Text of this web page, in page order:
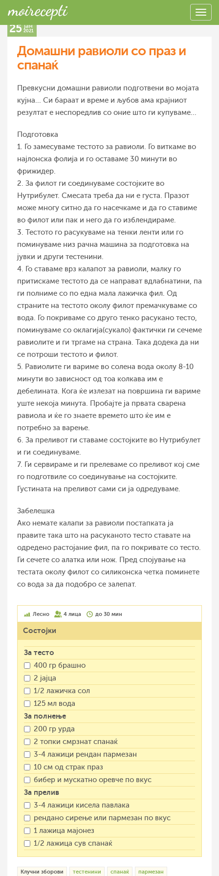
25 јан
2021
Домашни равиоли со праз и
спанаќ
Превкусни домашни равиоли подготвени во мојата
кујна... Си бараат и време и љубов ама крајниот
резултат е неспоредлив со оние што ги купуваме...
Подготовка
1. Го замесуваме тестото за равиоли. Го виткаме во
најлонска фолија и го оставаме 30 минути во
фрижидер.
2. За филот ги соединуваме состојките во
Нутрибулет. Смесата треба да ни е густа. Празот
може многу ситно да го насечкаме и да го ставиме
во филот или пак и него да го изблендираме.
3. Тестото го расукуваме на тенки ленти или го
поминуваме низ рачна машина за подготовка на
јувки и други тестенини.
4. Го ставаме врз калапот за равиоли, малку го
притискаме тестото да се направат вдлабнатини, па
ги полниме со по една мала лажичка фил. Од
страните на тестото околу филот премачкуваме со
вода. Го покриваме со друго тенко расукано тесто,
поминуваме со оклагија(сукало) фактички ги сечеме
равиолите и ги тргаме на страна. Така додека да ни
се потроши тестото и филот.
5. Равиолите ги вариме во солена вода околу 8-10
минути во зависност од тоа колкава им е
дебелината. Кога ќе излезат на површина ги вариме
уште некоја минута. Пробајте ја првата сварена
равиола и ќе го знаете времето што ќе им е
потребно за варење.
6. За преливот ги ставаме состојките во Нутрибулет
и ги соединуваме.
7. Ги сервираме и ги прелеваме со преливот кој сме
го подготвиле со соединување на состојките.
Густината на преливот сами си ја одредуваме.
Забелешка
Ако немате калапи за равиоли постапката ја
правите така што на расуканото тесто ставате на
одредено растојание фил, па го покривате со тесто.
Ги сечете со алатка или нож. Пред спојување на
тестата околу филот со силиконска четка поминете
со вода за да подобро се залепат.
Лесно 4 лица до 30 мин
Состојки
За тесто
400 гр брашно
2 јајца
1/2 лажичка сол
125 мл вода
За полнење
200 гр урда
2 топки смрзнат спанаќ
3-4 лажици рендан пармезан
10 см од страк праз
бибер и мускатно оревче по вкус
За прелив
3-4 лажици кисела павлака
рендано сирење или пармезан по вкус
1 лажица мајонез
1/2 лажица сув спанаќ
Клучни зборови тестенини спанаќ пармезан